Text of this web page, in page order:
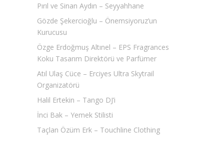
Pırıl ve Sinan Aydın – Seyyahhane
Gözde Şekercioğlu – Önemsiyoruz’un
Kurucusu
Özge Erdoğmuş Altınel – EPS Fragrances
Koku Tasarım Direktörü ve Parfümer
Atıl Ulaş Cüce – Erciyes Ultra Skytrail
Organizatörü
Halil Ertekin – Tango DJ’i
İnci Bak – Yemek Stilisti
Taçlan Özüm Erk – Touchline Clothing